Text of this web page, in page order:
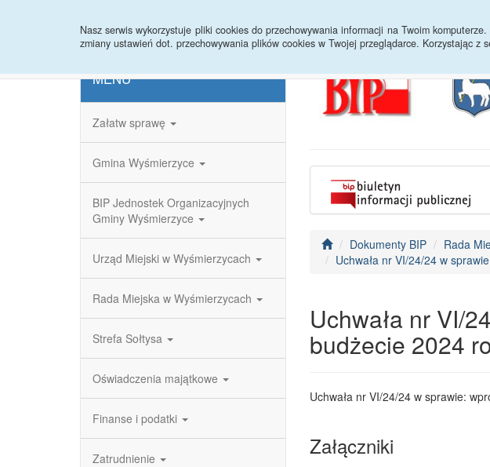
Nasz serwis wykorzystuje pliki cookies do przechowywania informacji na Twoim
zmiany ustawień dot. przechowywania plików cookies w Twojej przeglądarce. Korzystając z
MENU
Załatw sprawę
Gmina Wyśmierzyce
BIP Jednostek Organizacyjnych
Gminy Wyśmierzyce
Urząd Miejski w Wyśmierzycach
Rada Miejska w Wyśmierzycach
Strefa Sołtysa
Oświadczenia majątkowe
Finanse i podatki
Zatrudnienie
Dokumenty BIP Rada
Uchwała nr VI/24/24 w
Uchwała nr VI/
budżecie 2024
Uchwała nr VI/24/24 w sprawie:
Załączniki